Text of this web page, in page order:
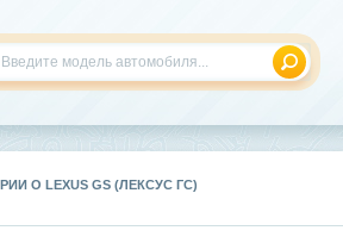
О LEXUS GS (ЛЕКСУС ГС)